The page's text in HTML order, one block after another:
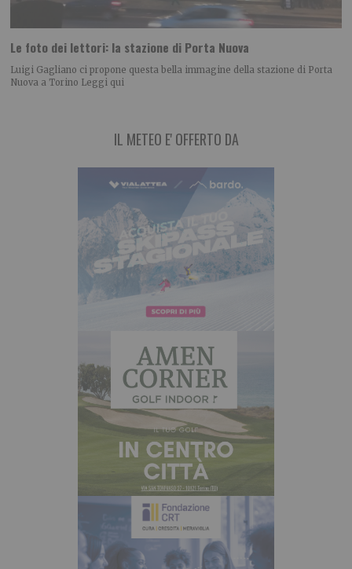
Le foto dei lettori: la stazione di Porta Nuova
Luigi Gagliano ci propone questa bella immagine della stazione di Porta
Nuova a Torino Leggi qui
IL METEO E' OFFERTO DA